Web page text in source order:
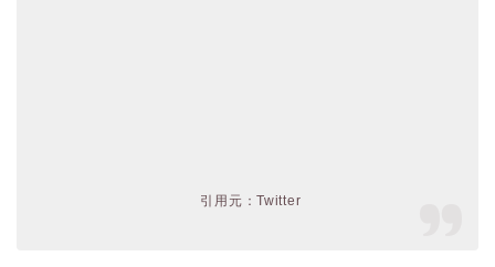
引用元：Twitter